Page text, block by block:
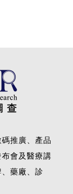
推廣、產品
會及醫療講
藥廠、診